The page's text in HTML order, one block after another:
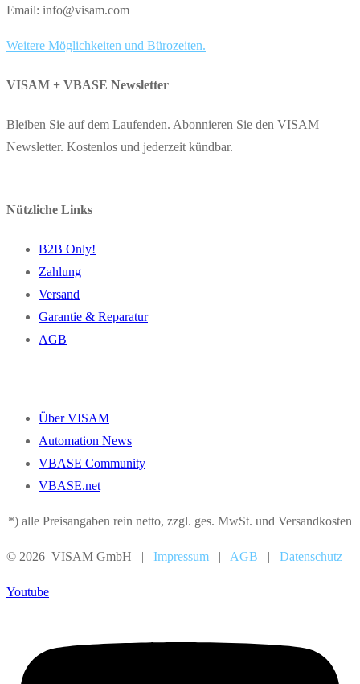
Email: info@visam.com
Weitere Möglichkeiten und Bürozeiten.
VISAM + VBASE Newsletter
Bleiben Sie auf dem Laufenden. Abonnieren Sie den VISAM
Newsletter. Kostenlos und jederzeit kündbar.
Nützliche Links
B2B Only!
Zahlung
Versand
Garantie & Reparatur
AGB
Über VISAM
Automation News
VBASE Community
VBASE.net
*) alle Preisangaben rein netto, zzgl. ges. MwSt. und Versandkosten
© 2026 VISAM GmbH | Impressum | AGB | Datenschutz
Youtube